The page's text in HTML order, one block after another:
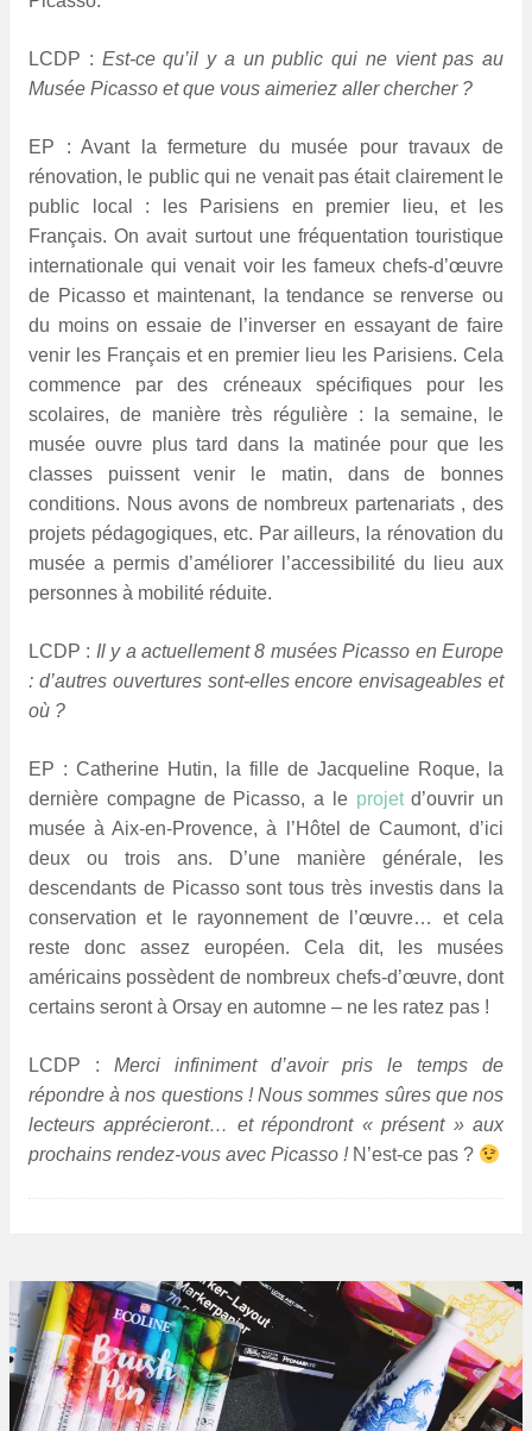
LCDP : Est-ce qu’il y a un public qui ne vient pas au
Musée Picasso et que vous aimeriez aller chercher ?
EP :Avant la fermeture du musée pour travaux de
rénovation, le public qui ne venait pas était clairement le
public local : les Parisiens en premier lieu, et les
Français. On avait surtout une fréquentation touristique
internationale qui venait voir les fameux chefs-d’œuvre
de Picasso et maintenant, la tendance se renverse ou
du moins on essaie de l’inverser en essayant de faire
venir les Français et en premier lieu les Parisiens. Cela
commence par des créneaux spécifiques pour les
scolaires, de manière très régulière : la semaine, le
musée ouvre plus tard dans la matinée pour que les
classes puissent venir le matin, dans de bonnes
conditions. Nous avons de nombreux partenariats , des
projets pédagogiques, etc. Par ailleurs, la rénovation du
musée a permis d’améliorer l’accessibilité du lieu aux
personnes à mobilité réduite.
LCDP : Il y a actuellement 8 musées Picasso en Europe
: d’autres ouvertures sont-elles encore envisageables et
où ?
EP : Catherine Hutin, la fille de Jacqueline Roque, la
dernière compagne de Picasso, a le projetd’ouvrir un
musée à Aix-en-Provence, à l’Hôtel de Caumont, d’ici
deux ou trois ans. D’une manière générale, les
descendants de Picasso sont tous très investis dans la
conservation et le rayonnement de l’œuvre… et cela
reste donc assez européen. Cela dit, les musées
américains possèdent de nombreux chefs-d’œuvre, dont
certains seront à Orsay en automne – ne les ratez pas !
LCDP : Merci infiniment d’avoir pris le temps de
répondre à nos questions ! Nous sommes sûres que nos
lecteurs apprécieront… et répondront « présent » aux
prochains rendez-vous avec Picasso !N’est-ce pas ?